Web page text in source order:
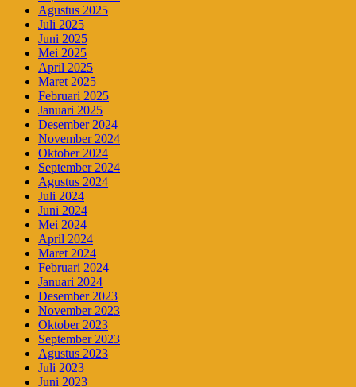
Agustus 2025
Juli 2025
Juni 2025
Mei 2025
April 2025
Maret 2025
Februari 2025
Januari 2025
Desember 2024
November 2024
Oktober 2024
September 2024
Agustus 2024
Juli 2024
Juni 2024
Mei 2024
April 2024
Maret 2024
Februari 2024
Januari 2024
Desember 2023
November 2023
Oktober 2023
September 2023
Agustus 2023
Juli 2023
Juni 2023